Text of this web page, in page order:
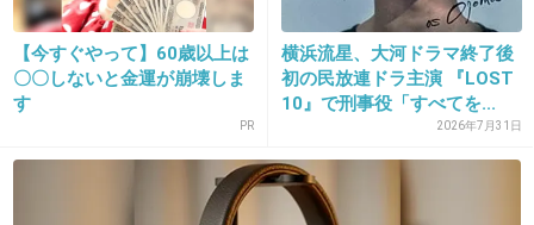
福山ロス、魅力がわからない
出典：up.gc-img.net
-11
【今すぐやって】60歳以上は
〇〇しないと金運が崩壊しま
す
PR
横浜流星、大河ドラマ終了後
初の民放連ドラ主演 『LOST
10』で刑事役「すべてを...
2026年7月31日